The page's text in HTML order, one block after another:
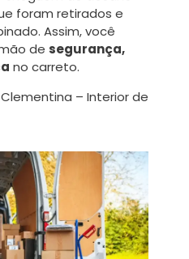
foram retirados e
Assim, você
de segurança,
no carreto.
– Interior de